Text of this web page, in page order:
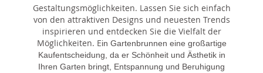
Gestaltungsmöglichkeiten. Lassen Sie sich einfach
von den attraktiven Designs und neuesten Trends
inspirieren und entdecken Sie die Vielfalt der
Möglichkeiten. Ein Gartenbrunnen eine großartige
Kaufentscheidung, da er Schönheit und Ästhetik in
Ihren Garten bringt, Entspannung und Beruhigung